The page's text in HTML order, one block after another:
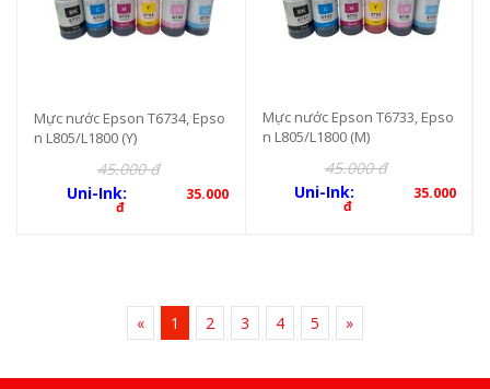
Mực nước Epson T6734, Epso
n L805/L1800 (Y)
45.000 đ
Uni-Ink:
35.000
đ
Mực nước Epson T6733, Epso
n L805/L1800 (M)
45.000 đ
Uni-Ink:
35.000
đ
« 1 2 3 4 5 »